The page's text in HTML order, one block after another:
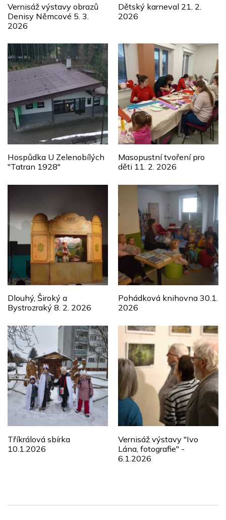
Vernisáž výstavy obrazů
Denisy Němcové 5. 3.
2026
Dětský karneval 21. 2.
2026
Hospůdka U Zelenobílých
"Tatran 1928"
Masopustní tvoření pro
děti 11. 2. 2026
Dlouhý, Široký a
Bystrozraký 8. 2. 2026
Pohádková knihovna 30.1.
2026
Tříkrálová sbírka
10.1.2026
Vernisáž výstavy "Ivo
Lána, fotografie" -
6.1.2026